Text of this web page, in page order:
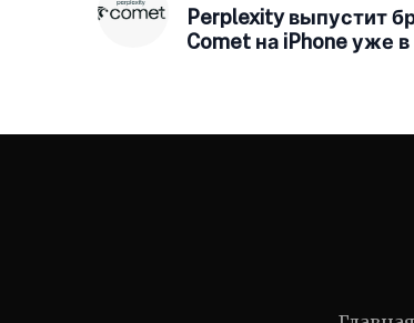
Perplexity выпустит
Comet на iPhone уже